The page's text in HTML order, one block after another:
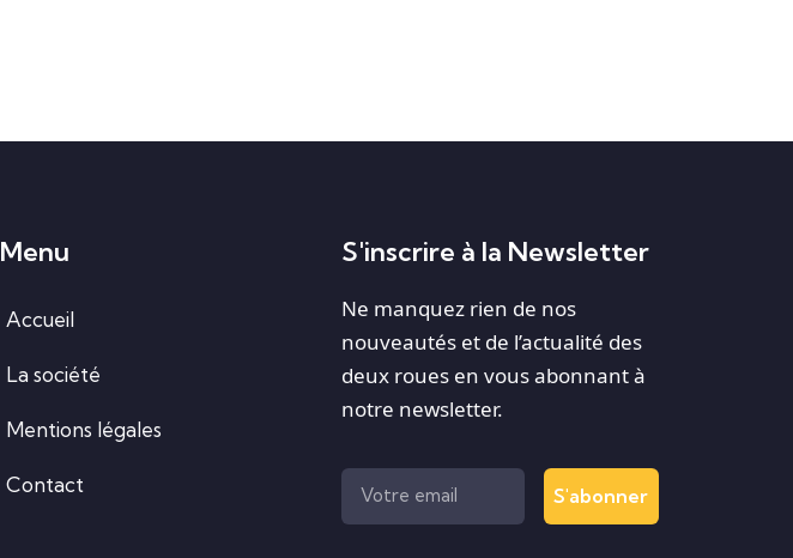
Menu
Accueil
La société
Mentions légales
Contact
S'inscrire à la Newsletter
Ne manquez rien de nos
nouveautés et de l’actualité des
deux roues en vous abonnant à
notre newsletter.
S'abonner